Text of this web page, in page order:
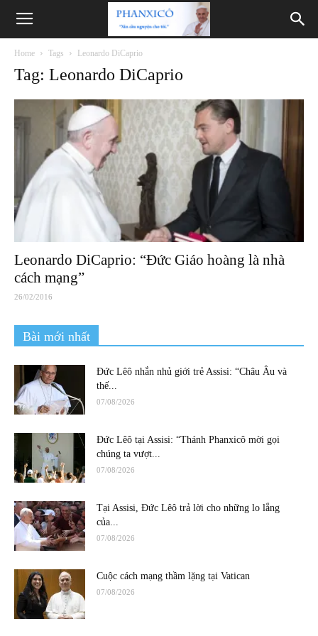
Phanxicô
Home Tags Leonardo DiCaprio
Tag: Leonardo DiCaprio
Leonardo DiCaprio: “Đức Giáo hoàng là nhà
cách mạng”
26/02/2016
Bài mới nhất
Đức Lêô nhắn nhủ giới trẻ Assisi: “Châu Âu và
thế...
07/08/2026
Đức Lêô tại Assisi: “Thánh Phanxicô mời gọi
chúng ta vượt...
07/08/2026
Tại Assisi, Đức Lêô trả lời cho những lo lắng
của...
07/08/2026
Cuộc cách mạng thầm lặng tại Vatican
07/08/2026